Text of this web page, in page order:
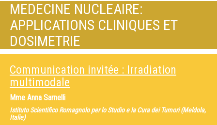
MEDECINE NUCLEAIRE:
APPLICATIONS CLINIQUES ET
DOSIMETRIE
Communication invitée : Irradiation
multimodale
Mme Anna Sarnelli
Istituto Scientifico Romagnolo per lo Studio e la Cura dei Tumori (Meldola,
Italie)